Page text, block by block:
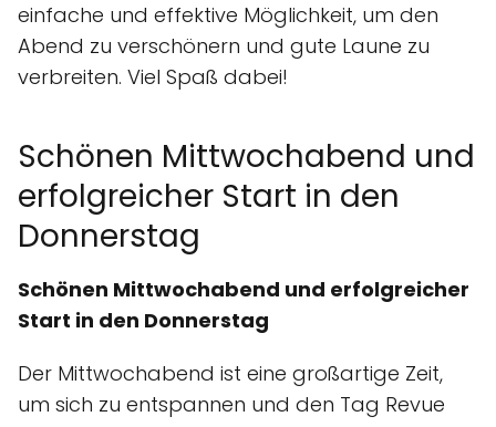
einfache und effektive Möglichkeit, um den
Abend zu verschönern und gute Laune zu
verbreiten. Viel Spaß dabei!
Schönen Mittwochabend und
erfolgreicher Start in den
Donnerstag
Schönen Mittwochabend und erfolgreicher
Start in den Donnerstag
Der Mittwochabend ist eine großartige Zeit,
um sich zu entspannen und den Tag Revue